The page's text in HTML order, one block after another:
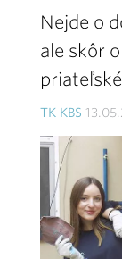
Nejde o
ale skôr
TK KBS